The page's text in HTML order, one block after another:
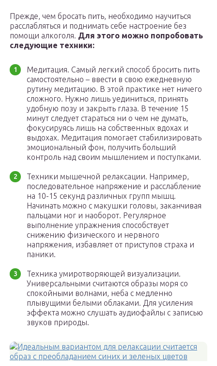
Прежде, чем бросать пить, необходимо научиться
расслабляться и поднимать себе настроение без
помощи алкоголя. Для этого можно попробовать
следующие техники:
Медитация. Самый легкий способ бросить пить
самостоятельно – ввести в свою ежедневную
рутину медитацию. В этой практике нет ничего
сложного. Нужно лишь уединиться, принять
удобную позу и закрыть глаза. В течение 15
минут следует стараться ни о чем не думать,
фокусируясь лишь на собственных вдохах и
выдохах. Медитация помогает стабилизировать
эмоциональный фон, получить больший
контроль над своим мышлением и поступками.
Техники мышечной релаксации. Например,
последовательное напряжение и расслабление
на 10-15 секунд различных групп мышц.
Начинать можно с макушки головы, заканчивая
пальцами ног и наоборот. Регулярное
выполнение упражнения способствует
снижению физического и нервного
напряжения, избавляет от приступов страха и
паники.
Техника умиротворяющей визуализации.
Универсальными считаются образы моря со
спокойными волнами, неба с медленно
плывущими белыми облаками. Для усиления
эффекта можно слушать аудиофайлы с записью
звуков природы.